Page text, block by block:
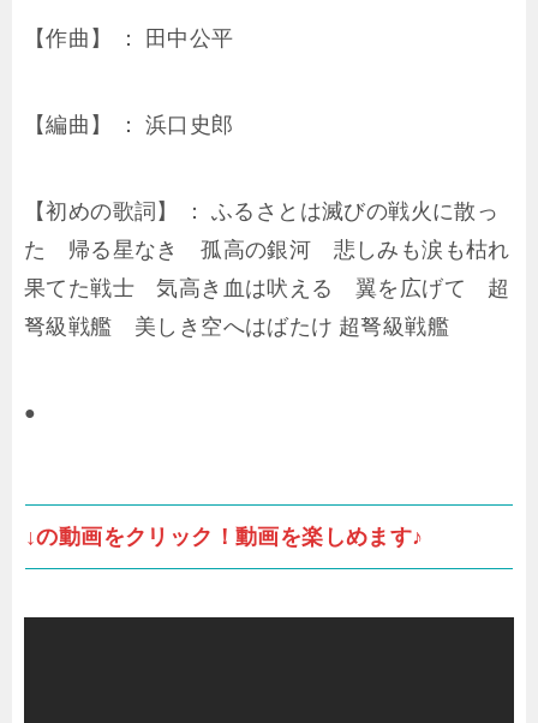
【作曲】 ： 田中公平
【編曲】 ： 浜口史郎
【初めの歌詞】 ： ふるさとは滅びの戦火に散っ
た 帰る星なき 孤高の銀河 悲しみも涙も枯れ
果てた戦士 気高き血は吠える 翼を広げて 超
弩級戦艦 美しき空へはばたけ 超弩級戦艦
●
↓の動画をクリック！動画を楽しめます♪